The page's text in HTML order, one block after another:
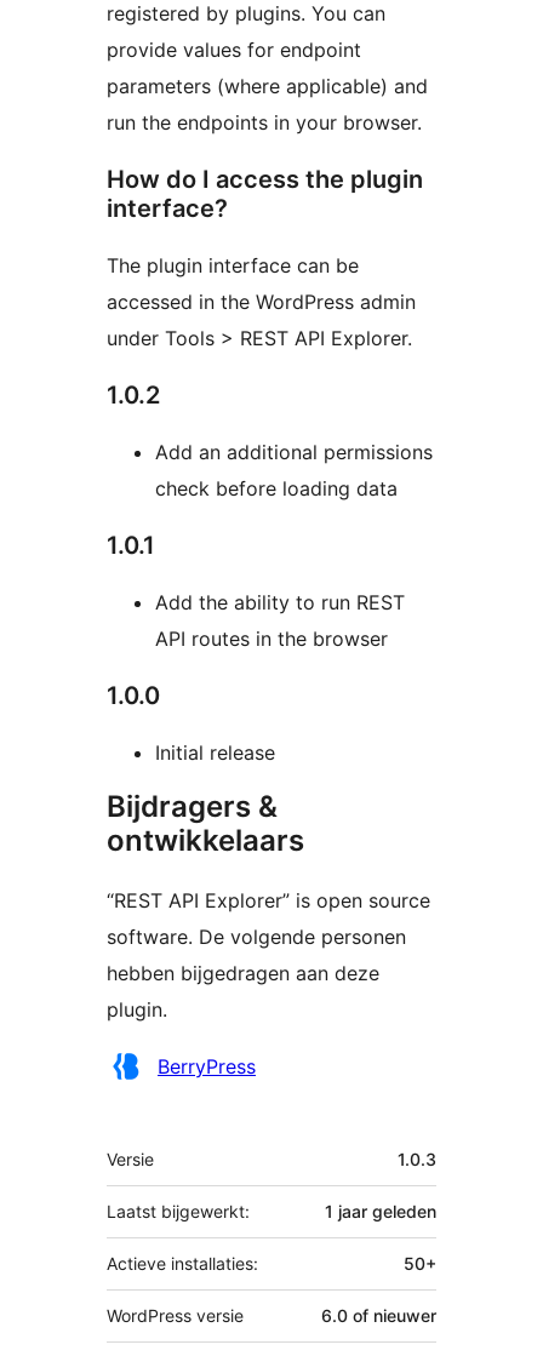
registered by plugins. You can
provide values for endpoint
parameters (where applicable) and
run the endpoints in your browser.
How do I access the plugin
interface?
The plugin interface can be
accessed in the WordPress admin
under Tools > REST API Explorer.
1.0.2
Add an additional permissions
check before loading data
1.0.1
Add the ability to run REST
API routes in the browser
1.0.0
Initial release
Bijdragers &
ontwikkelaars
“REST API Explorer” is open source
software. De volgende personen
hebben bijgedragen aan deze
plugin.
BijdragersBerryPress
Meta
Versie 1.0.3
Laatst bijgewerkt: 1 jaar geleden
Actieve installaties: 50+
WordPress versie 6.0 of nieuwer